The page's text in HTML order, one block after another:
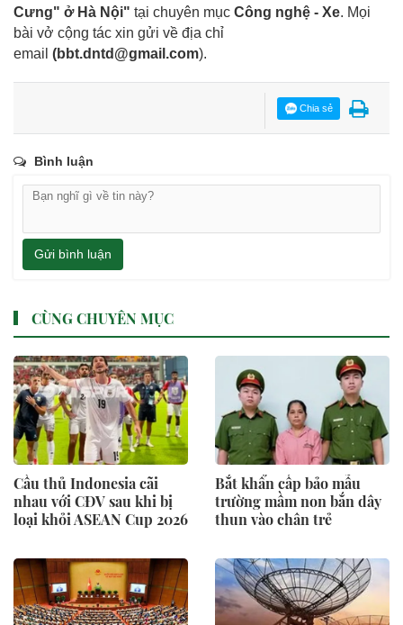
Cưng" ở Hà Nội" tại chuyên mục Công nghệ - Xe. Mọi
bài vở cộng tác xin gửi về địa chỉ
email (bbt.dntd@gmail.com).
Chia sẻ
Bình luận
Gửi bình luận
CÙNG CHUYÊN MỤC
Cầu thủ Indonesia cãi
nhau với CĐV sau khi bị
loại khỏi ASEAN Cup 2026
Bắt khẩn cấp bảo mẫu
trường mầm non bắn dây
thun vào chân trẻ